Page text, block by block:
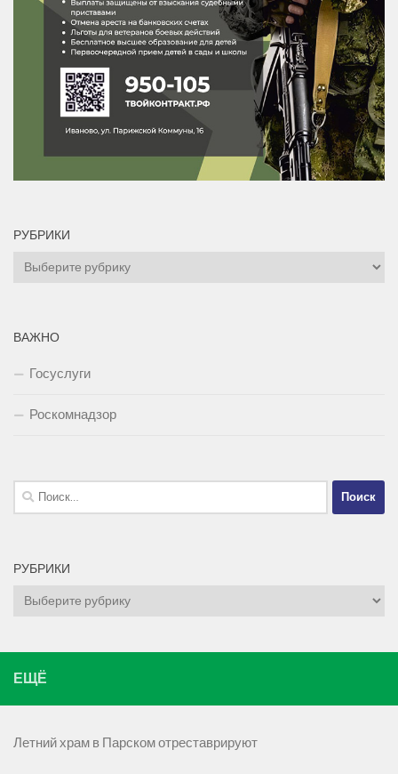
РУБРИКИ
Рубрики
ВАЖНО
Госуслуги
Роскомнадзор
Найти:
РУБРИКИ
Рубрики
ЕЩЁ
Летний храм в Парском отреставрируют